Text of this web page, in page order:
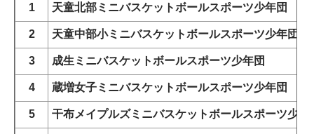
1 天童北部ミニバスケットボールスポーツ少年団
2 天童中部小ミニバスケットボールスポーツ少年団
3 成生ミニバスケットボールスポーツ少年団
4 蔵増女子ミニバスケットボールスポーツ少年団
5 干布メイプルズミニバスケットボールスポーツ少年